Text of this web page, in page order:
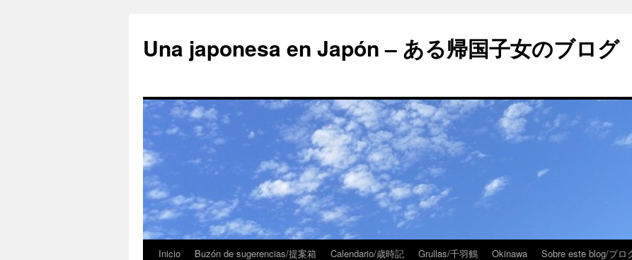
Una japonesa en Japón – ある帰国子女のブログ
Inicio Buzón de sugerencias/提案箱 Calendario/歳時記 Grullas/千羽鶴 Okinawa Sobre este blog/ブロ